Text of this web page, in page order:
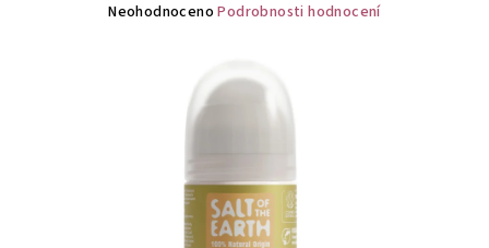
Průměrné
Neohodnoceno Podrobnosti hodnocení